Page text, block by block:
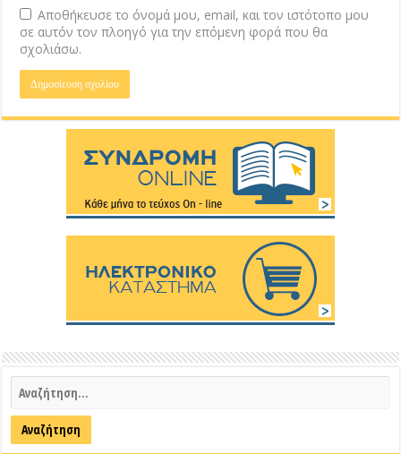
Αποθήκευσε το όνομά μου, email, και τον ιστότοπο μου
σε αυτόν τον πλοηγό για την επόμενη φορά που θα
σχολιάσω.